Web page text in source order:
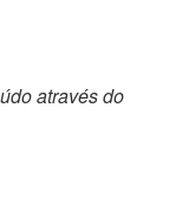
através do